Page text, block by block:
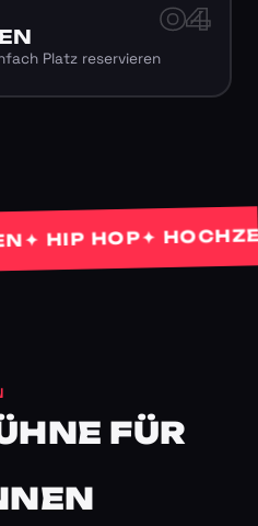
04
Platz reservieren
HOP✦
FÜR K